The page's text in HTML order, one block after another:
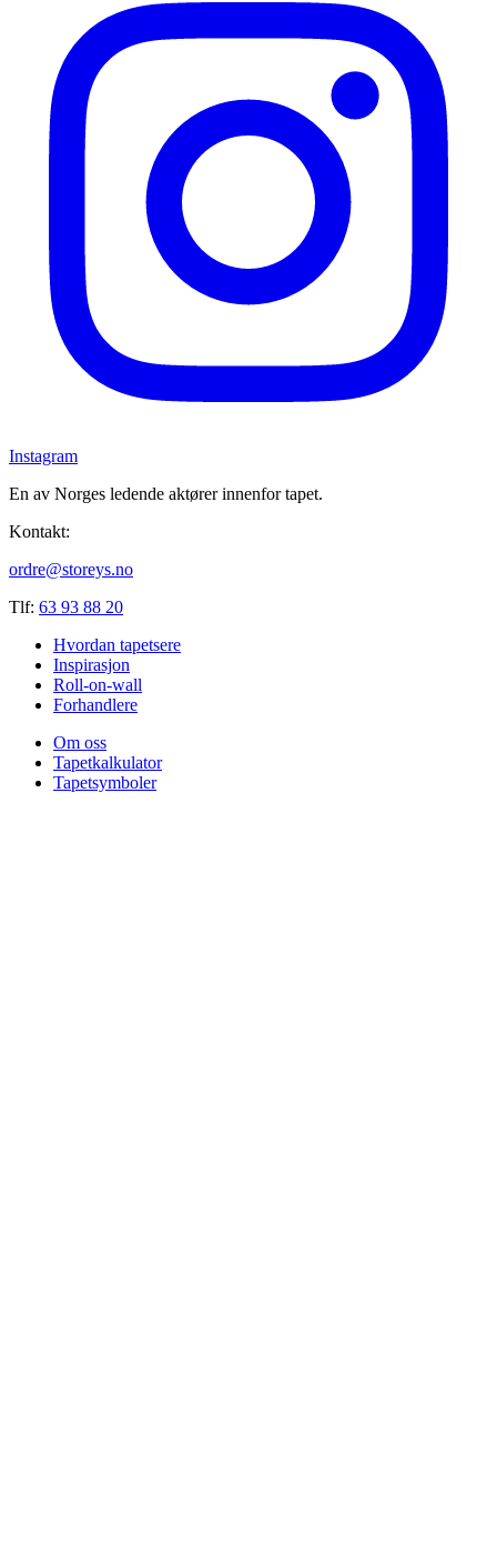
Instagram
En av Norges ledende aktører innenfor tapet.
Kontakt:
ordre@storeys.no
Tlf: 63 93 88 20
Hvordan tapetsere
Inspirasjon
Roll-on-wall
Forhandlere
Om oss
Tapetkalkulator
Tapetsymboler